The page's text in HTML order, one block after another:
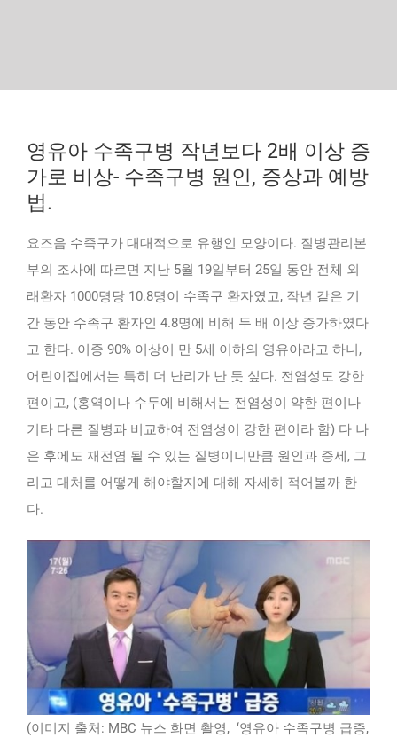
영유아 수족구병 작년보다 2배 이상 증
가로 비상- 수족구병 원인, 증상과 예방
법.
요즈음 수족구가 대대적으로 유행인 모양이다. 질병관리본
부의 조사에 따르면 지난 5월 19일부터 25일 동안 전체 외
래환자 1000명당 10.8명이 수족구 환자였고, 작년 같은 기
간 동안 수족구 환자인 4.8명에 비해 두 배 이상 증가하였다
고 한다. 이중 90% 이상이 만 5세 이하의 영유아라고 하니,
어린이집에서는 특히 더 난리가 난 듯 싶다. 전염성도 강한
편이고, (홍역이나 수두에 비해서는 전염성이 약한 편이나
기타 다른 질병과 비교하여 전염성이 강한 편이라 함) 다 나
은 후에도 재전염 될 수 있는 질병이니만큼 원인과 증세, 그
리고 대처를 어떻게 해야할지에 대해 자세히 적어볼까 한
다.
(이미지 출처: MBC 뉴스 화면 촬영, ‘영유아 수족구병 급증,